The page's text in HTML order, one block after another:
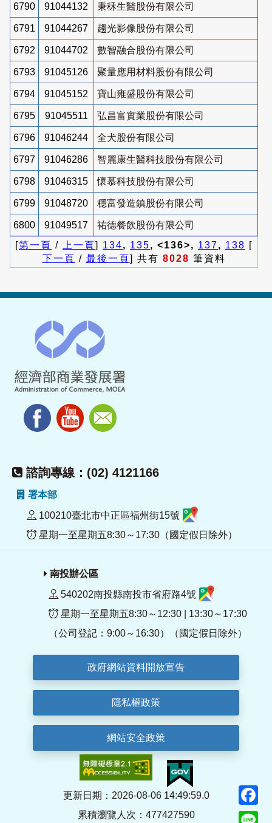
6790 91044132 秉秝生醫股份有限公司
6791 91044267 趨光影像股份有限公司
6792 91044702 數智融合股份有限公司
6793 91045126 聚量應用材料股份有限公司
6794 91045152 寶山雍盛股份有限公司
6795 91045511 弘昌富實業股份有限公司
6796 91046244 全犬股份有限公司
6797 91046286 智麗康生醫科技股份有限公司
6798 91046315 懷慕科技股份有限公司
6799 91048720 穩富發造鎮股份有限公司
6800 91049517
祐德餐飲股份有限公司
[第一頁 / 上一頁] 134, 135, <136>, 137, 138 [
下一頁 / 最後一頁] 共有 8028 筆資料
諮詢專線：(02) 4121166
署本部
100210臺北市中正區福州街15號
星期一至星期五8:30～17:30（國定假日除外）
南投辦公區
540202南投縣南投市省府路4號
星期一至星期五8:30～12:30 | 13:30～17:30
（公司登記：9:00～16:30）（國定假日除外）
政府網站資料開放宣告
隱私權政策
網站安全政策
更新日期：2026-08-06 14:49:59.0
累積瀏覽人次：477427590